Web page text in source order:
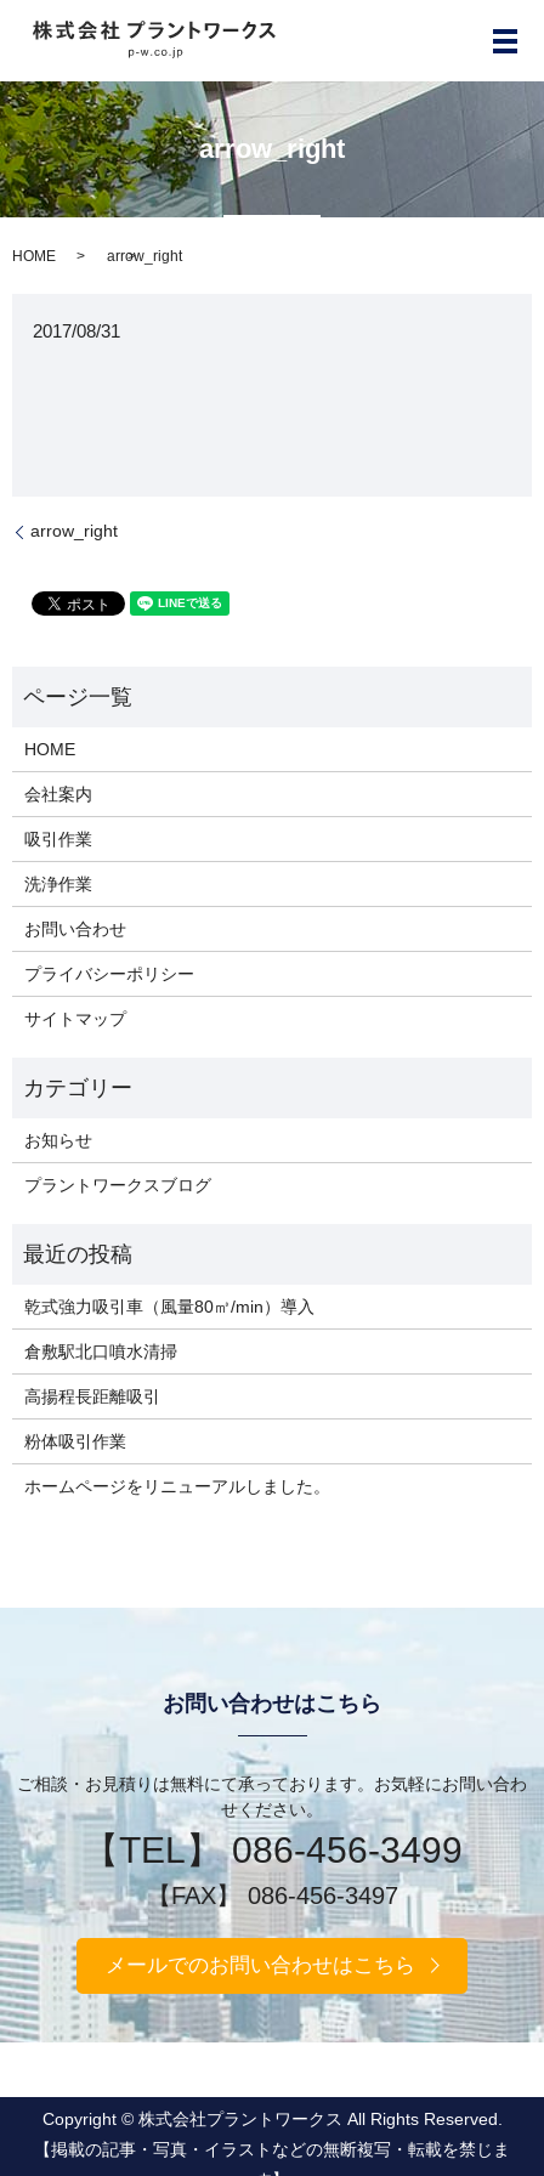
メ
arrow_right
HOME arrow_right
2017/08/31
arrow_right
HOME
会社案内
吸引作業
洗浄作業
お問い合わせ
プライバシーポリシー
サイトマップ
お知らせ
プラントワークスブログ
乾式強力吸引車（風量80㎥/min）導入
倉敷駅北口噴水清掃
高揚程長距離吸引
粉体吸引作業
ホームページをリニューアルしました。
お問い合わせはこちら
ご相談・お見積りは無料にて承っております。お気軽にお問い合わ
せください。
【TEL】 086-456-3499
【FAX】 086-456-3497
メールでのお問い合わせはこちら
Copyright © 株式会社プラントワークス All Rights Reserved.
【掲載の記事・写真・イラストなどの無断複写・転載を禁じま